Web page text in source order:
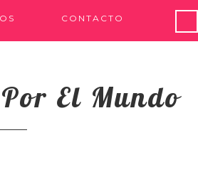
CONTACTO
El Mundo